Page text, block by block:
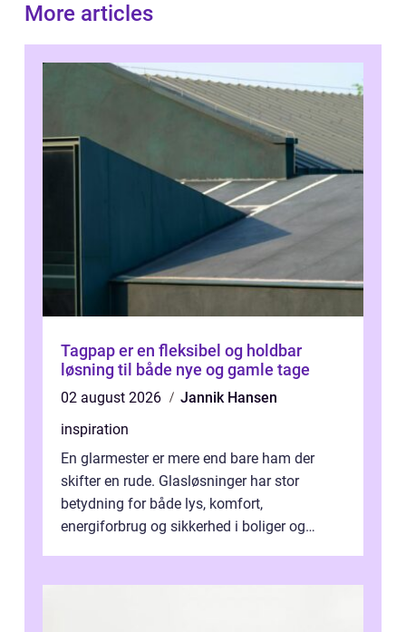
More articles
Tagpap er en fleksibel og holdbar
løsning til både nye og gamle tage
02 august 2026
Jannik Hansen
inspiration
En glarmester er mere end bare ham der
skifter en rude. Glasløsninger har stor
betydning for både lys, komfort,
energiforbrug og sikkerhed i boliger og